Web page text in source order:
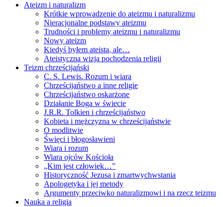
Ateizm i naturalizm
Krótkie wprowadzenie do ateizmu i naturalizmu
Nieracjonalne podstawy ateizmu
Trudności i problemy ateizmu i naturalizmu
Nowy ateizm
Kiedyś byłem ateistą, ale…
Ateistyczna wizja pochodzenia religii
Teizm chrześcijański
C. S. Lewis. Rozum i wiara
Chrześcijaństwo a inne religie
Chrześcijaństwo oskarżone
Działanie Boga w świecie
J.R.R. Tolkien i chrześcijaństwo
Kobieta i mężczyzna w chrześcijaństwie
O modlitwie
Święci i błogosławieni
Wiara i rozum
Wiara ojców Kościoła
„Kim jest człowiek…”
Historyczność Jezusa i zmartwychwstania
Apologetyka i jej metody
Argumenty przeciwko naturalizmowi i na rzecz teizmu
Nauka a religia